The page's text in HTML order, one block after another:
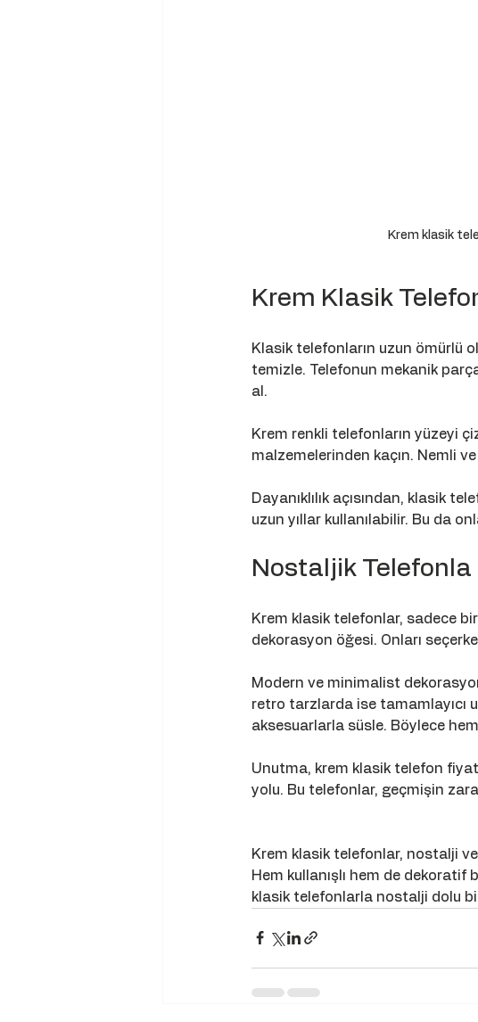
Krem klasik
Krem Klasik
Klasik telefonların uzun ömürlü
temizle. Telefonun mekanik
al.
Krem renkli telefonların yüzeyi
malzemelerinden kaçın. Nemli
Dayanıklılık açısından, klasik
uzun yıllar kullanılabilir. Bu da
Nostaljik Telefonla
Krem klasik telefonlar, sadece
dekorasyon öğesi. Onları
Modern ve minimalist
retro tarzlarda ise tamamlayıcı
aksesuarlarla süsle. Böylece
Unutma, krem klasik telefon
yolu. Bu telefonlar, geçmişin
Krem klasik telefonlar, nostalji ve
Hem kullanışlı hem de dekoratif
klasik telefonlarla nostalji dolu